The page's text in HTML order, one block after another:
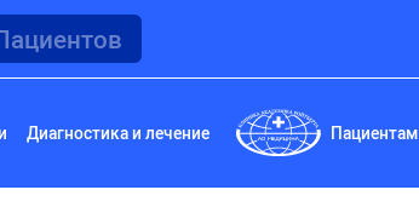
Диагностика и лечение Пациентам